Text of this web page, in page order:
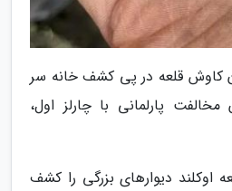
کاوش قلعه در پی کشف خانه سر
مخالفت پارلمانی با چارلز اول،
اوکلند دیوارهای بزرگی را کشف